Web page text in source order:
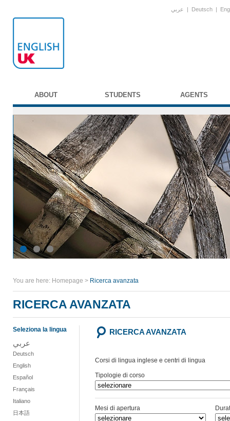
عربي | Deutsch |
ABOUT STUDENTS AGENTS
You are here: Homepage > Ricerca avanzata
RICERCA AVANZATA
Seleziona la lingua
عربي
Deutsch
English
Español
Français
Italiano
日本語
RICERCA AVANZATA
Corsi di lingua inglese e centri di lingua
Tipologie di corso
Mesi di apertura